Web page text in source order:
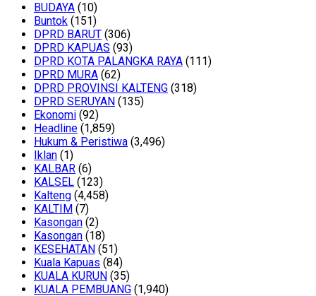
BUDAYA (10)
Buntok (151)
DPRD BARUT (306)
DPRD KAPUAS (93)
DPRD KOTA PALANGKA RAYA (111)
DPRD MURA (62)
DPRD PROVINSI KALTENG (318)
DPRD SERUYAN (135)
Ekonomi (92)
Headline (1,859)
Hukum & Peristiwa (3,496)
Iklan (1)
KALBAR (6)
KALSEL (123)
Kalteng (4,458)
KALTIM (7)
Kasongan (2)
Kasongan (18)
KESEHATAN (51)
Kuala Kapuas (84)
KUALA KURUN (35)
KUALA PEMBUANG (1,940)